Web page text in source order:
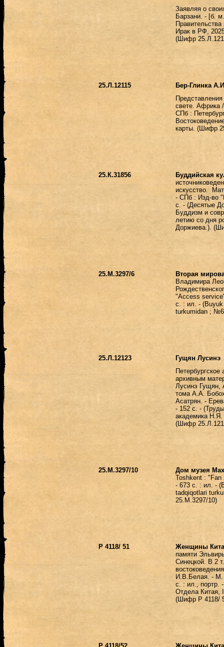
Заявляя о
Барзани. - [б.
Правительства
Ирак в РФ,
(Шифр
25.Л.12115
Бер-Глинка
свете. Африка
СПб :
карты. (Шифр
25.К.31856
Буддийская
искусство.
- СПб : Изд-во
с. - (Десятые
Буддизм и
летию со дня
Доржиева.).
25.М.3297/6
Вторая
Владимира
"Access
с. : ил. -
turkumidan ;
25.Л.12123
Гущян Лусинэ
архивным
Лусинэ Гущян,
тома А.А.
Асатрян. -
- 152 с. -
академика
(Шифр
25.М.3297/10
Дом музея
Toshkent :
- 673 с. : ил. -
tadqiqotlari
25.М.3297/10)
Р 4118/ 51
Женщины
памяти
Синецкой. В 2
И.В.Белая. -
с. : ил., портр.
Отдела Китая,
(Шифр Р 4118/